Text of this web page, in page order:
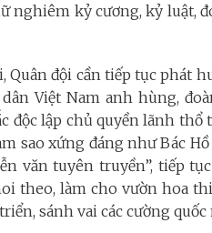
nghiêm kỷ cương, kỷ luật,
Quân đội cần tiếp tục phát
Việt Nam anh hùng,
độc lập chủ quyền lãnh
sao xứng đáng như Bác
văn tuyên truyền”, tiếp
theo, làm cho vườn hoa
sánh vai các cường quốc